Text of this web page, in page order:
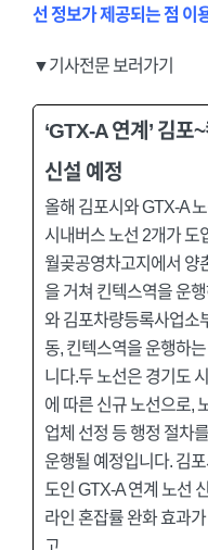
선 정보가 제공되는 점 이
▼기사전문 보러가기
‘GTX-A 연계’ 김포
신설 예정
올해 김포시와 GTX-A
시내버스 노선 2개가 도
월곶공영차고지에서 양
을 거쳐 킨텍스역을 운
와 김포차량등록사업소
동, 킨텍스역을 운행하
니다.두 노선은 경기도
에 따른 신규 노선으로,
업체 선정 등 행정 절차
운행될 예정입니다. 김
도인 GTX-A 연계 노선
라인 혼잡률 완화 효과
고